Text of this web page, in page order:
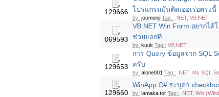
129666 โปรแกรมมันติดเออเร่อตรงนี้
by: joomonji Tag : .NET, VB.NET
069593
VB.NET Win Form อยากไ
ช่วยบอกที
by: kuuk Tag : VB.NET
129653
การ Query ข้อมูลจาก SQL
ครับ
by: alone001 Tag : .NET, Ms SQL
129660
WinApp C# ระบุค่า
by: lamaka.tor Tag : .NET, Win